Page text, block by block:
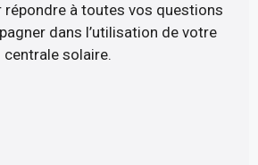
à toutes vos questions
dans l’utilisation de votre
centrale solaire.